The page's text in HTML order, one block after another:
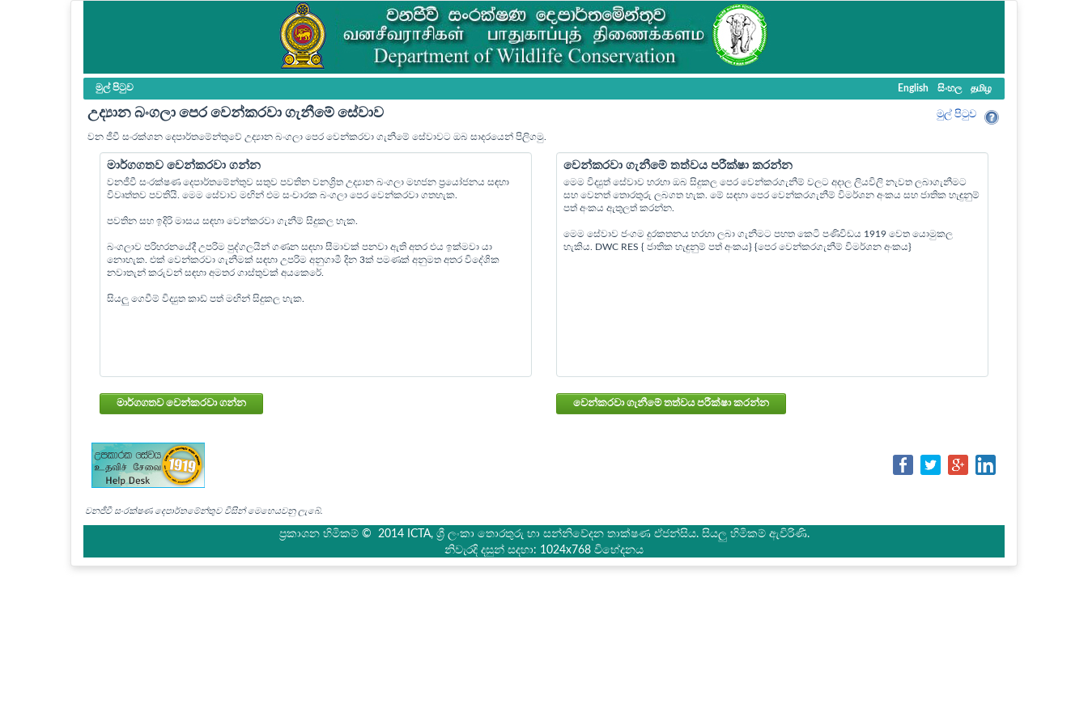
මුල් පි‍ටුව English සිංහල தமிழ
උද්‍යාන බංගලා පෙර වෙන්කරවා ගැනීමේ සේවාව මුල් පි‍ටුව
වන ජීවී සංරක්ශන දෙපාර්තමේන්තුවේ උද්‍යාන බංගලා පෙර වෙන්කරවා ගැනීමේ සේවාවට ඔබ සාදරයෙන් පිලිගමු.
මාර්ගගතව වෙන්කරවා ගන්න
වනජීවී සංරක්ෂණ දෙපාර්තමේන්තුව සතුව පවතින වනශ්‍රිත උද්‍යාන බංගලා මහජන ප්‍රයෝජනය සඳහා
විවෘත්තව පවතියි. මෙම සේවාව මඟින් එම සංචාරක බංගලා පෙර වෙන්කරවා ගතහැක.
පවතින සහ ඉදිරි මාසය සඳහා වෙන්කරවා ගැනීම් සිදුකල හැක.
බංගලාව පරිහරනයේදී උපරිම පුද්ගලයින් ගණන සඳහා සීමාවක් පනවා ඇති අතර එය ඉක්මවා යා
නොහැක. එක් වෙන්කරවා ගැනීමක් සඳහා උපරිම අනුගාමී දින 3ක් පමණක් අනුමත අතර විදේශික
නවාතැන් කරුවන් සඳහා අමතර ගාස්තුවක් අයකෙරේ.
සියලු ගෙවීම් විද්‍යුත කාඩ් පත් මඟින් සිදුකල හැක.
මාර්ගගතව වෙන්කරවා ගන්න
වෙන්කරවා ගැනීමේ තත්වය පරීක්ෂා කරන්න
මෙම විද්‍යුත් සේවාව හරහා ඔබ සිදුකල පෙර වෙන්කරගැනීම් වලට අදාල ලියවිලි නැවත ලබාගැනීමට
සහ වෙනත් තොරතුරු ලබගත හැක. මේ සඳහා පෙර වෙන්කරගැනීම් විමර්ශන අංකය සහ ජාතික හැඳුනුම්
පත් අංකය ඇතුලත් කරන්න.
මෙම සේවාව ජංගම දුරකතනය හරහා ලබා ගැනීමට පහත කෙටි පණිවිඩය 1919 වෙත යොමුකල
හැකිය. DWC RES { ජාතික හැඳුනුම් පත් අංකය} {පෙර වෙන්කරගැනීම් විමර්ශන අංකය}
වෙන්කරවා ගැනීමේ තත්වය පරීක්ෂා කරන්න
වනජීවී සංරක්ෂණ දෙපාර්තමේන්තුව විසින් මෙහෙයවනු ලැබේ.
ප්‍රකාශන හිමිකම් © 2014 ICTA, ශ්‍රී ලංකා තොරතුරු හා සන්නිවේදන තාක්ෂණ ඒජන්සිය. සියලු හිමිකම් ඇවිරිණි.
නිවැරදි දසුන් සදහා: 1024x768 විභේදනය